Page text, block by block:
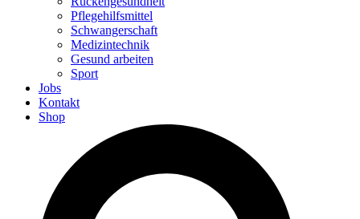
Pflegehilfsmittel
Schwangerschaft
Medizintechnik
Gesund arbeiten
Sport
Jobs
Kontakt
Shop